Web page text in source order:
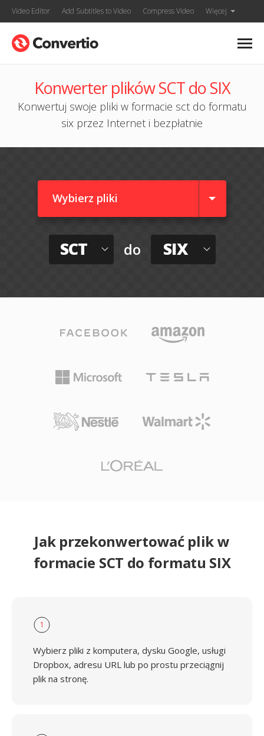
Video Editor Add Subtitles to Video Compress Video Więcej
Konwerter plików SCT do SIX
Konwertuj swoje pliki w formacie sct do formatu
six przez Internet i bezpłatnie
Wybierz pliki
SCT do SIX
Jak przekonwertować plik w
formacie SCT do formatu SIX
1
Wybierz pliki z komputera, dysku Google, usługi
Dropbox, adresu URL lub po prostu przeciągnij
plik na stronę.